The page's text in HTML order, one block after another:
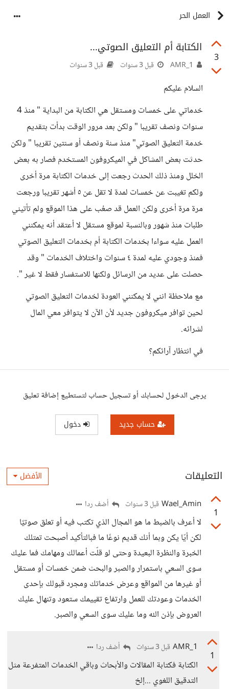
العمل الحر
3
الكتابة أم التعليق الصوتي...
قبل 3 سنوات قبل 3 سنوات
السلام عليكم
خدماتي على خمسات ومستقل هي الكتابة من البداية " منذ 4
سنوات ونصف تقريبا " ولكن بعد مرور الوقت بدأت بتقديم
خدمة التعليق الصوتي" منذ سنة ونصف أو سنتين تقريبا " ولكن
حدثت بعض المشاكل في الميكروفون المستخدم فصار به بعض
الخلل ومنذ ذلك الحدث رجعت إلى خدمات الكتابة مرة أخرى
ولكم تغيبت عن خمسات لمدة لا تقل عن ٥ أشهر تقريبا ورجعت
مرة مرة أخرى ولكن العمل قد صعُب على هذا الموقع ولم تأتيني
طلبات منذ شهور وبالنسبة لموقع مستقل لا أعتقد أنه يمكنني
العمل عليه سواءا بخدمات الكتابة أم بخدمات التعليق الصوتي
فمنذ وجودي عليه لمدة ٤ سنوات واختلاف الخدمات " وقد
حصلت على عديد من الرسائل ولكنها للاستفسار فقط لا غير ".
مع ملاحظة انني لا يمكنني العودة لخدمات التعليق الصوتي
لحين توافر ميكروفون جديد لأن الآن لا يتوافر معي المال
لشرائه.
في انتظار آرائكم؟
يرجى الدخول لحسابك أو تسجيل حساب لتستطيع إضافة تعليق
حساب جديد دخول
التعليقات الأفضل
1
Wael_Amin قبل 3 سنوات أضف ردا
لا أعرف بالضبط ما هو المجال الذي تكتب فيه أو تعلق صوتيًا
لكن أيّا يكن وبما أنك قديم نوعًا ما فبالتأكيد أصبحت تمتلك
الخبرة والنظرة البعيدة وحتى لو قلّت أعمالك ومهامك فما عليك
سوى السعي باستمرار والصبر والبحث ضمن خمسات أو مستقل
أو غيرها من المواقع وعرض خدماتك ومجرد قبولك بإحدى
الخدمات وعودتك للعمل وارتفاع تقييمك ستعود وتنهال عليك
العروض بإذن الله وما عليك سوى السعي والصبر.
1
AMR_1 قبل 3 سنوات أضف ردا
الكتابة فكتابة المقالات والأبحاث وباقي الخدمات المتفرعة مثل
التدقيق اللغوي ...إلخ